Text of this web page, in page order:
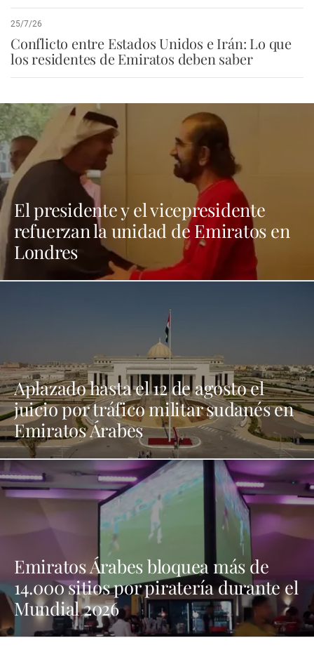
25/7/26
Conflicto entre Estados Unidos e Irán: Lo que
los residentes de Emiratos deben saber
El presidente y el vicepresidente
refuerzan la unidad de Emiratos en
Londres
Aplazado hasta el 12 de agosto el
juicio por tráfico militar sudanés en
Emiratos Árabes
Emiratos Árabes bloquea más de
14.000 sitios por piratería durante el
Mundial 2026